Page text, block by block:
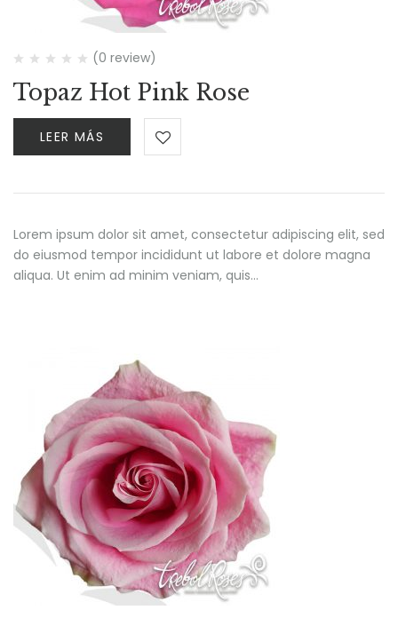
(0 review)
Topaz Hot Pink Rose
LEER MÁS
Lorem ipsum dolor sit amet, consectetur adipiscing elit, sed
do eiusmod tempor incididunt ut labore et dolore magna
aliqua. Ut enim ad minim veniam, quis…